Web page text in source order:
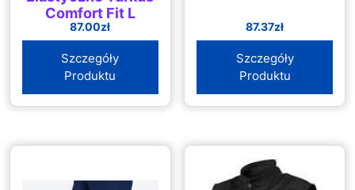
Comfort Fit L
87.00zł
Szczegóły
Produktu
87.37zł
Szczegóły
Produktu